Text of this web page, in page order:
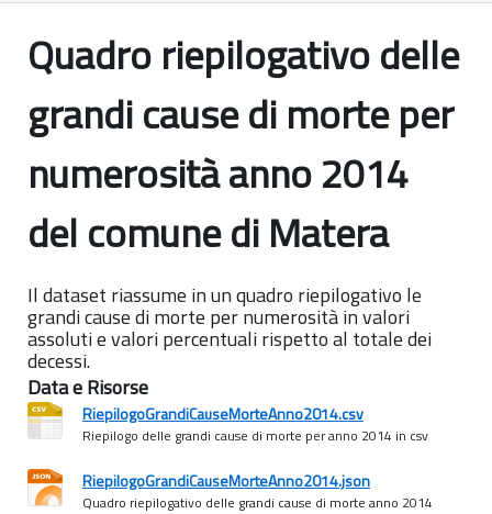
Quadro riepilogativo delle
grandi cause di morte per
numerosità anno 2014
del comune di Matera
Il dataset riassume in un quadro riepilogativo le
grandi cause di morte per numerosità in valori
assoluti e valori percentuali rispetto al totale dei
decessi.
Data e Risorse
RiepilogoGrandiCauseMorteAnno2014.csv
Riepilogo delle grandi cause di morte per anno 2014 in csv
RiepilogoGrandiCauseMorteAnno2014.json
Quadro riepilogativo delle grandi cause di morte anno 2014